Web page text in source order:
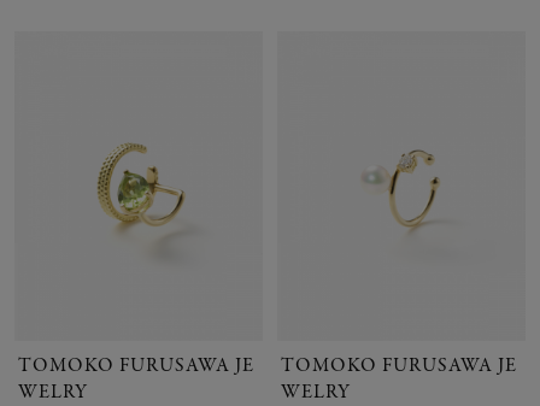
TOMOKO FURUSAWA JE
WELRY
TOMOKO FURUSAWA JE
WELRY